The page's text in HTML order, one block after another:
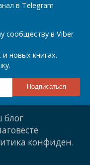
в Telegram
сообществу в Viber
новых книгах.
блог
конфиден.